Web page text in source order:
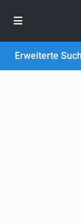
Erweiterte